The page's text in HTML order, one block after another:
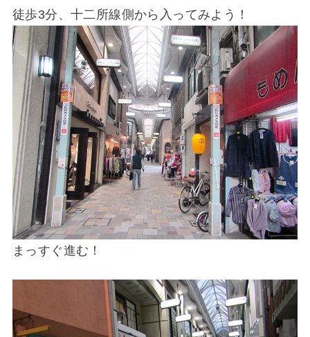
徒歩3分、十二所線側から入ってみよう！
まっすぐ進む！